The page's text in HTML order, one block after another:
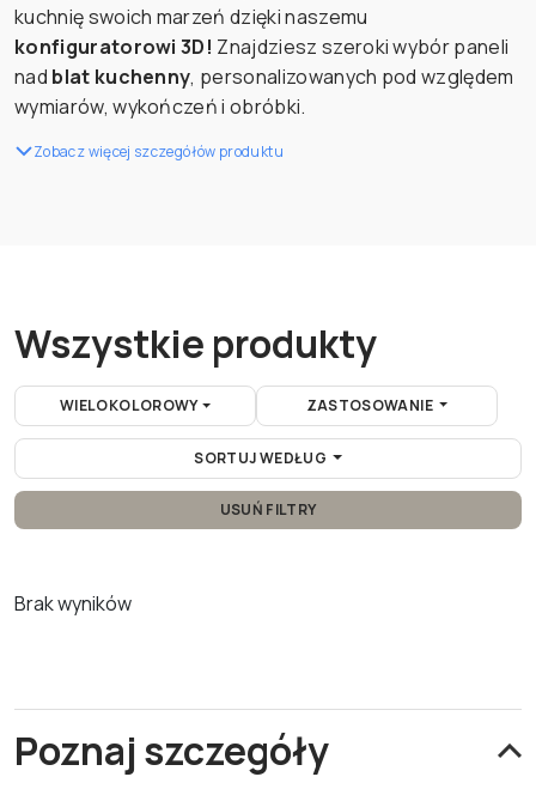
kuchnię swoich marzeń dzięki naszemu
konfiguratorowi 3D! Znajdziesz szeroki wybór paneli
nad blat kuchenny, personalizowanych pod względem
wymiarów, wykończeń i obróbki.
Zobacz więcej szczegółów produktu
Wszystkie produkty
WIELOKOLOROWY ZASTOSOWANIE
SORTUJ WEDŁUG
USUŃ FILTRY
Brak wyników
Poznaj szczegóły